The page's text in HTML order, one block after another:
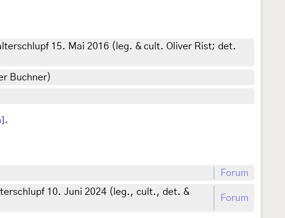
15. Mai 2016 (leg. & cult. Oliver Rist; det.
Buchner)
.
Forum
10. Juni 2024 (leg., cult., det. &
Forum